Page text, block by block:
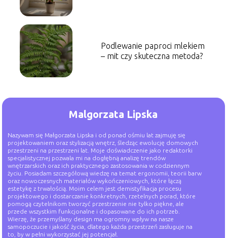
Podlewanie paproci mlekiem
– mit czy skuteczna metoda?
Malgorzata Lipska
Nazywam się Małgorzata Lipska i od ponad ośmiu lat zajmuję się
projektowaniem oraz stylizacją wnętrz, śledząc ewolucję domowych
przestrzeni na przestrzeni lat. Moje doświadczenie jako redaktorki
specjalistycznej pozwala mi na dogłębną analizę trendów
wnętrzarskich oraz ich praktycznego zastosowania w codziennym
życiu. Posiadam szczegółową wiedzę na temat ergonomii, teorii barw
oraz nowoczesnych materiałów wykończeniowych, które łączą
estetykę z trwałością. Moim celem jest demistyfikacja procesu
projektowego i dostarczanie konkretnych, rzetelnych porad, które
pomogą czytelnikom tworzyć przestrzenie nie tylko piękne, ale
przede wszystkim funkcjonalne i dopasowane do ich potrzeb.
Wierzę, że przemyślany design ma ogromny wpływ na nasze
samopoczucie i jakość życia, dlatego każda przestrzeń zasługuje na
to, by w pełni wykorzystać jej potencjał.